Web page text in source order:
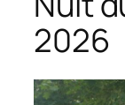
2026